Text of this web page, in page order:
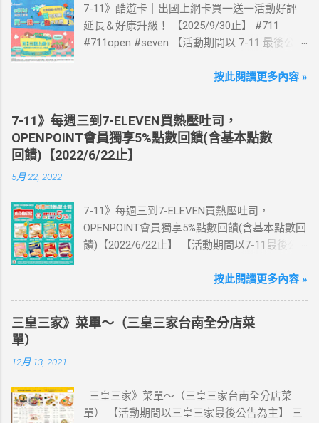
7-11》酷遊卡｜出國上網卡買一送一活動好評
延長＆好康升級！ 【2025/9/30止】 #711
#711open #seven 【活動期間以 7-11 最後公告
國上網卡 方便、快速、享買一送一優惠！ > 實
送王品集團300元即享券。 (出國開通啟用後回
活動網站登錄 【點我登錄】 ) > eSIM出國上網
卡：好康升級！購買eSIM「吃到飽」方案；即
送同天數「吃到飽」方案。 (例：買1張日本5天
來超商買省錢又方便💰 ·活動詳情：好康優惠看
這邊 【點我看好康優惠】 ·eSIM ibon 購買教學
【點我觀看教學】 📲 全球上網首選，速度穩
澳、美國、菲律賓、歐洲、土耳其 熱門地區通
通有 📲 立即取卡免等待超便利 ✈️ 180天彈性開
通不怕過期 🧳 一人買兩人用，享受出國網路自
由~~eSIM吃到飽買一送一 eSIM適用機型： ※
字，表示您的手機支援 eSIM 功能。 ●不支援鎖
卡機、平板、電信業者客製機、網路分享器、
按此閱讀更多內容 »
7-11》每週三到7-ELEVEN買熱壓吐司，
OPENPOINT會員獨享5%點數回饋(含基本點數
回饋)【2022/6/22止】
5月 22, 2022
7-11》每週三到7-ELEVEN買熱壓吐司，
OPENPOINT會員獨享5%點數回饋(含基本點數回
饋)【2022/6/22止】 【活動期間以7-11最後公
111/5/4~6/22 每週三到7-ELEVEN買熱壓吐司
饋) 【販售門市查詢】
https://emap.pcsc.com.tw/emap.aspx# 小編推
台式傳統口味~好評回購 注意事項 1.本優惠不得
與其他優惠並行。商品數量以各門市實際可販
按此閱讀更多內容 »
三皇三家》菜單～（三皇三家台南全分店菜
單）
12月 13, 2021
三皇三家》菜單～（三皇三家台南全分店菜
單） 【活動期間以三皇三家最後公告為主】 三